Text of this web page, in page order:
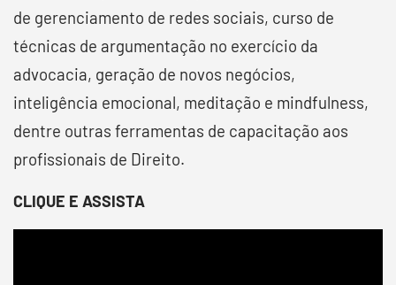
de gerenciamento de redes sociais, curso de
técnicas de argumentação no exercício da
advocacia, geração de novos negócios,
inteligência emocional, meditação e mindfulness,
dentre outras ferramentas de capacitação aos
profissionais de Direito.
CLIQUE E ASSISTA